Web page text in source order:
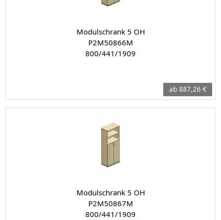
Modulschrank 5 OH
P2M50866M
800/441/1909
ab 887,26 €
Modulschrank 5 OH
P2M50867M
800/441/1909